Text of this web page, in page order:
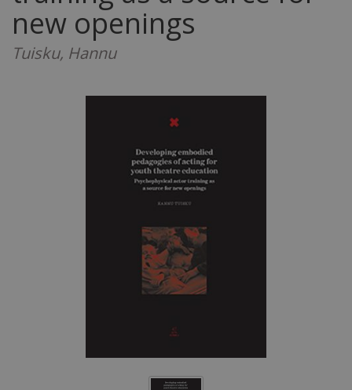
new openings
Tuisku, Hannu